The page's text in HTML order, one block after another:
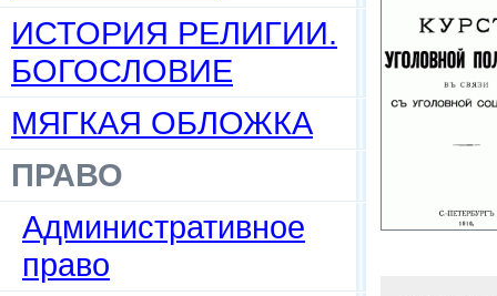
ИСТОРИЯ РЕЛИГИИ.
БОГОСЛОВИЕ
МЯГКАЯ ОБЛОЖКА
ПРАВО
Административное
право